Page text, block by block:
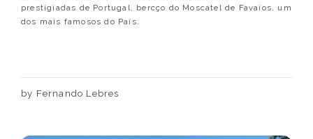
prestigiadas de Portugal, bercço do Moscatel de Favaios, um
dos mais famosos do País.
by Fernando Lebres